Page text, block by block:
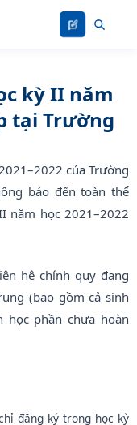
kỳ II năm
tại Trường
của Trường
báo đến toàn thể
năm học 2021–2022
hệ chính quy đang
(bao gồm cả sinh
học phần chưa hoàn
đăng ký trong học kỳ